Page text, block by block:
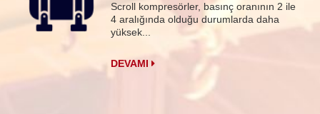
Scroll kompresörler, basınç oranının 2 ile
4 aralığında olduğu durumlarda daha
yüksek...
DEVAMI